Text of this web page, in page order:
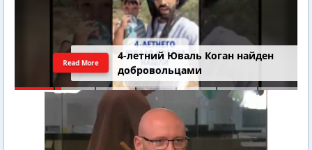
4-летний Юваль Коган найден
добровольцами
Read More